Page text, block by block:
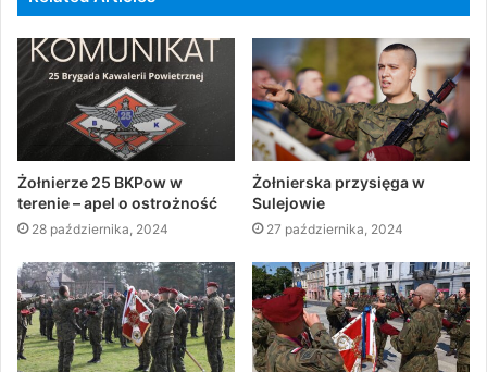
Żołnierze 25 BKPow w
terenie – apel o ostrożność
28 października, 2024
Żołnierska przysięga w
Sulejowie
27 października, 2024